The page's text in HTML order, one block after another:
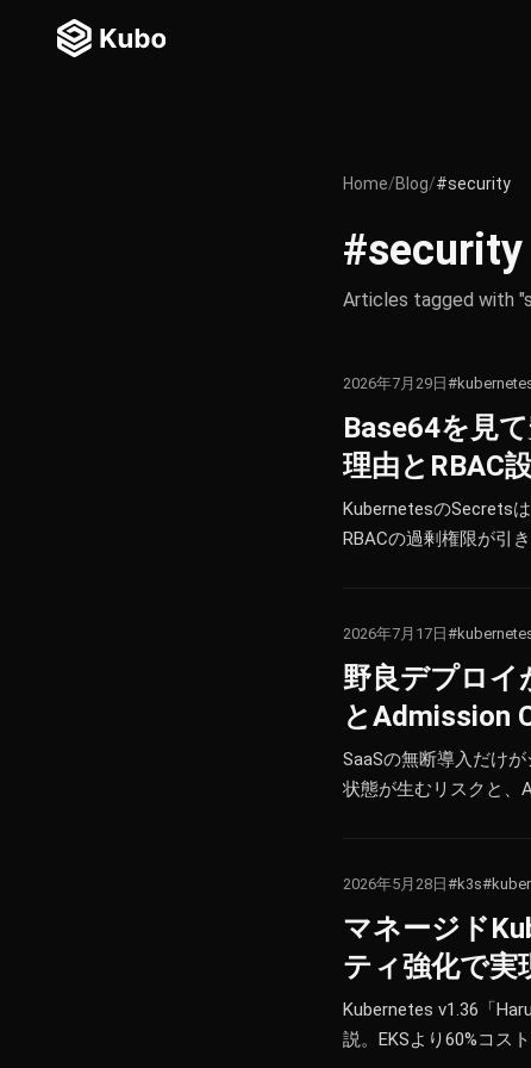
Home/Blog/#security
#security
Articles tagged with
2026年7月29日
Base64を見
理由とRBAC
KubernetesのSecrets
RBACの過剰権限が引
2026年7月17日
野良デプロイ
とAdmission
SaaSの無断導入だけ
状態が生むリスクと、
2026年5月28日 #k3s
マネージド
ティ強化で実
Kubernetes v1.36「
説。EKSより60%コス